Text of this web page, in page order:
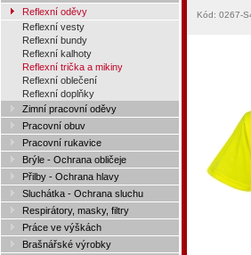
Reflexní oděvy
Reflexní vesty
Reflexní bundy
Reflexní kalhoty
Reflexní trička a mikiny
Reflexní oblečení
Reflexní doplňky
Zimní pracovní oděvy
Pracovní obuv
Pracovní rukavice
Brýle - Ochrana obličeje
Přilby - Ochrana hlavy
Sluchátka - Ochrana sluchu
Respirátory, masky, filtry
Práce ve výškách
Brašnářské výrobky
Kód: 0267-